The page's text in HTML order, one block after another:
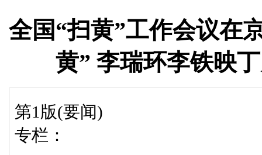
全国“扫黄”工作会议在
黄” 李瑞环李铁映
第1版(要闻)
专栏：